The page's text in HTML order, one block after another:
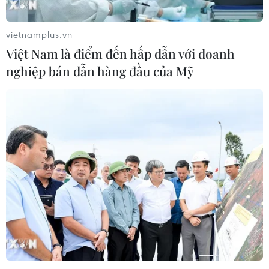
viện sau khi ăn thịt cóc
15/10/2019 13:07
Ba chị em là H’lan Niê (38 tuổi), H’Nin Niê Ê (30 tuổi) và
Y Bil Niê (19 tuổi) bắt một số con cóc làm thịt ăn và cả
ba đều bị chóng mặt, buồn nôn, tiêu chảy.
vietnamplus.vn
Việt Nam là điểm đến hấp dẫn với doanh
nghiệp bán dẫn hàng đầu của Mỹ